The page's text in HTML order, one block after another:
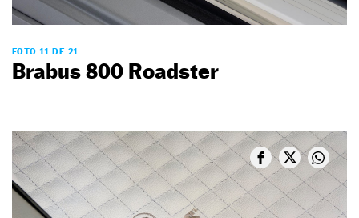
FOTO 11 DE 21
Brabus 800 Roadster